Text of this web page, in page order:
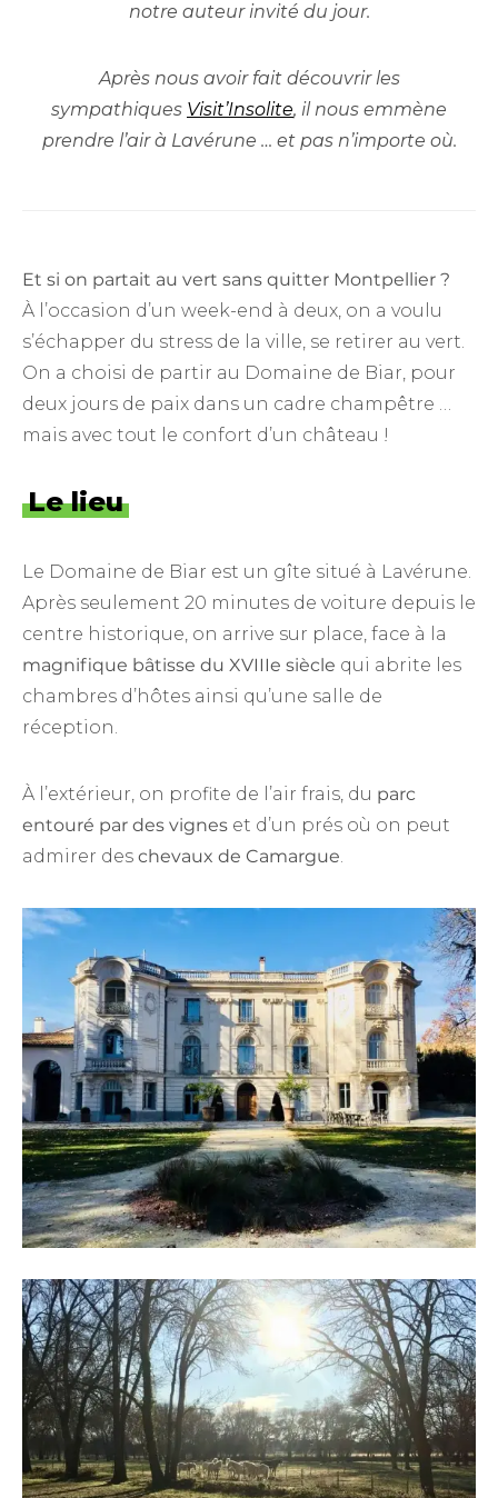
notre auteur invité du jour.
Après nous avoir fait découvrir les
sympathiques Visit’Insolite, il nous emmène
prendre l’air à Lavérune … et pas n’importe où.
Et si on partait au vert sans quitter Montpellier ?
À l’occasion d’un week-end à deux, on a voulu
s’échapper du stress de la ville, se retirer au vert.
On a choisi de partir au Domaine de Biar, pour
deux jours de paix dans un cadre champêtre …
mais avec tout le confort d’un château !
Le lieu
Le Domaine de Biar est un gîte situé à Lavérune.
Après seulement 20 minutes de voiture depuis le
centre historique, on arrive sur place, face à la
magnifique bâtisse du XVIIIe siècle qui abrite les
chambres d’hôtes ainsi qu’une salle de
réception.
À l’extérieur, on profite de l’air frais, du parc
entouré par des vignes et d’un prés où on peut
admirer des chevaux de Camargue.